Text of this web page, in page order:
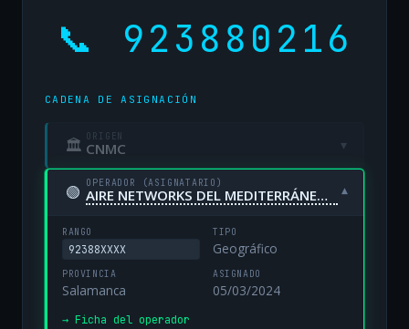
📞 923880216
CADENA DE ASIGNACIÓN
🏛 ORIGEN
CNMC ▾
🟢 OPERADOR (ASIGNATARIO)
AIRE NETWORKS DEL MEDITERRÁNEO, S.L. UNIPERSONAL ▾
RANGO
92388XXXX
TIPO
Geográfico
PROVINCIA
Salamanca
ASIGNADO
05/03/2024
→ Ficha del operador